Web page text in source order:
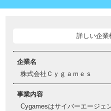
詳しい企業
企業名
株式会社Ｃｙｇａｍｅｓ
事業内容
Cygamesはサイバーエージェ